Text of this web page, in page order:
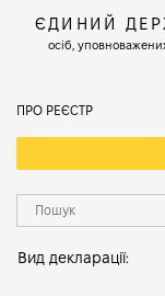
ЄДИНИЙ
осіб,
ПРО РЕЄСТР
Вид декларації: